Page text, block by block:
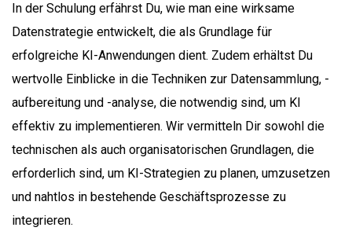
In der Schulung erfährst Du, wie man eine wirksame
Datenstrategie entwickelt, die als Grundlage für
erfolgreiche KI-Anwendungen dient. Zudem erhältst Du
wertvolle Einblicke in die Techniken zur Datensammlung, -
aufbereitung und -analyse, die notwendig sind, um KI
effektiv zu implementieren. Wir vermitteln Dir sowohl die
technischen als auch organisatorischen Grundlagen, die
erforderlich sind, um KI-Strategien zu planen, umzusetzen
und nahtlos in bestehende Geschäftsprozesse zu
integrieren.